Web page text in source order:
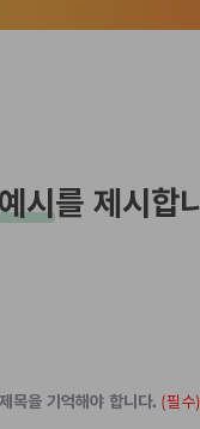
시를 제시합
목을 기억해야 합니다. (필수)